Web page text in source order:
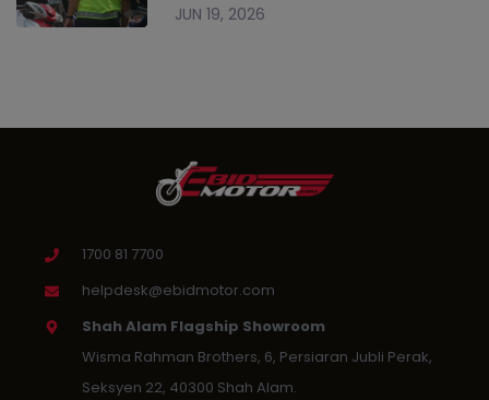
JUN 19, 2026
1700 81 7700
helpdesk@ebidmotor.com
Shah Alam Flagship Showroom
Wisma Rahman Brothers, 6, Persiaran Jubli Perak,
Seksyen 22, 40300 Shah Alam.